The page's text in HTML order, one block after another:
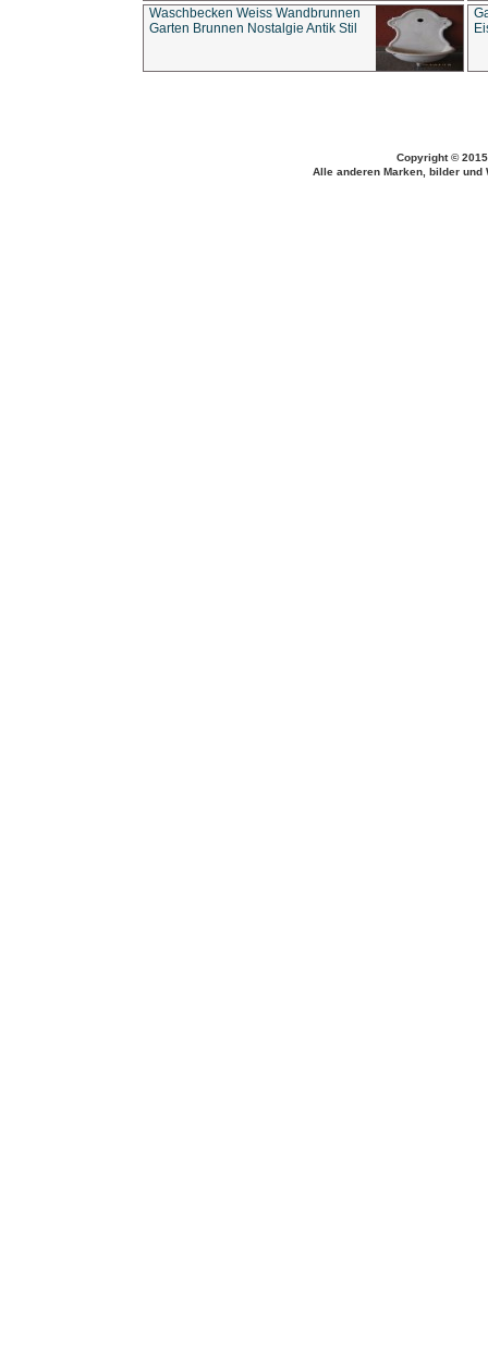
Waschbecken Weiss Wandbrunnen
Garten Brunnen Nostalgie Antik Stil
Copyright ©
Alle anderen Marken, bilder und